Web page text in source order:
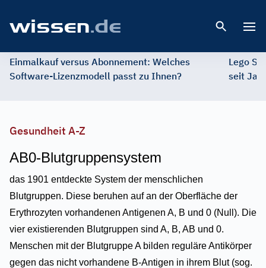
Einmalkauf versus Abonnement: Welches
Software-Lizenzmodell passt zu Ihnen?
Lego
seit
Gesundheit A-Z
AB0-Blutgruppensystem
das 1901 entdeckte System der menschlichen
Blutgruppen. Diese beruhen auf an der Oberfläche der
Erythrozyten vorhandenen Antigenen A, B und 0 (Null). Die
vier existierenden Blutgruppen sind A, B, AB und 0.
Menschen mit der Blutgruppe A bilden reguläre Antikörper
gegen das nicht vorhandene B-Antigen in ihrem Blut (sog.